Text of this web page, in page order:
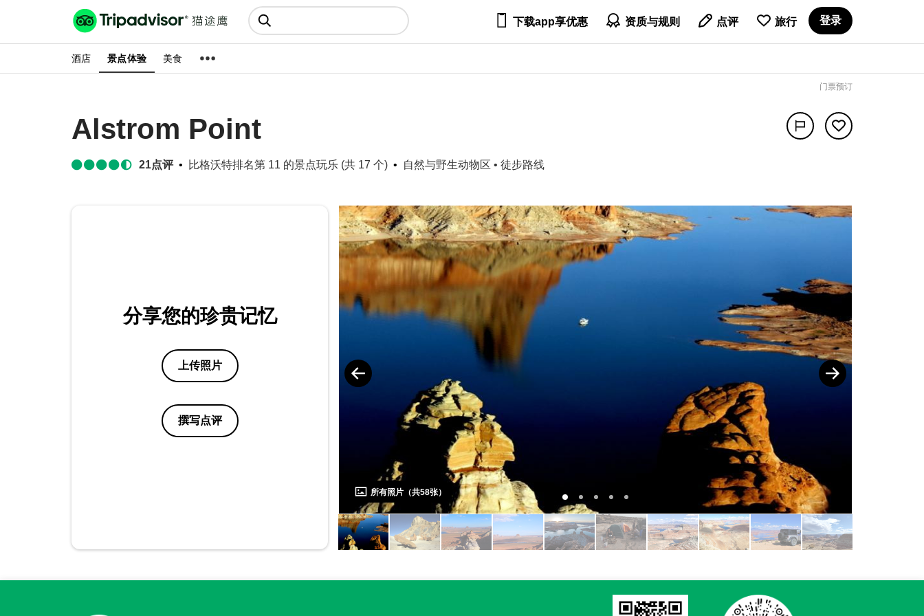
猫途鹰:景点、酒店、美食十亿条
点评
 下载app享优惠  资质与规则 点评 旅行 登录
酒店 景点体验 美食
门票预订
Alstrom Point
21点评 比格沃特排名第 11 的景点玩乐 (共 17 个) 自然与野生动物区 • 徒步路线
分享您的珍贵记忆
上传照片
撰写点评
所有照片（共58张）